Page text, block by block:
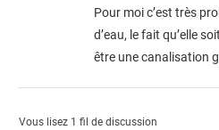
Pour moi c’est très
d’eau, le fait qu’elle
être une canalisation
Vous lisez 1 fil de discussion